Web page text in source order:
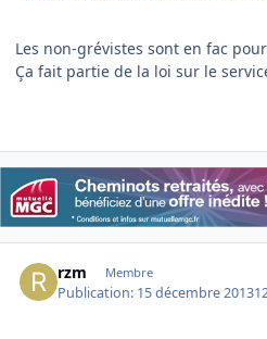
Les non-grévistes sont en fac
Ça fait partie de la loi sur le
rzm Membre
Publication: 15 décembre 2013